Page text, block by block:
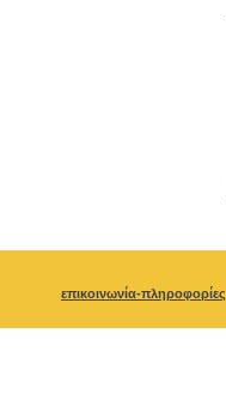
επικοινωνία-πληροφορίες